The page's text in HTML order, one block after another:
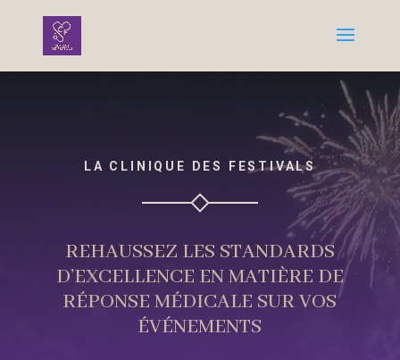
LA CLINIQUE DES FESTIVALS
REHAUSSEZ LES STANDARDS
D’EXCELLENCE EN MATIÈRE DE
RÉPONSE MÉDICALE SUR VOS
ÉVÉNEMENTS